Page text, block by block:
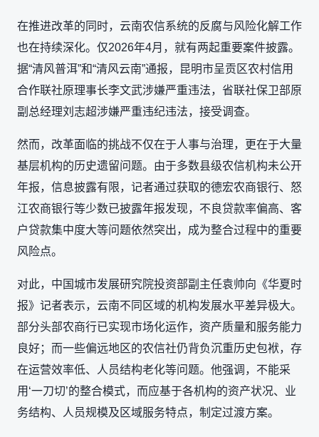
在推进改革的同时，云南农信系统的反腐与风险化解工作
也在持续深化。仅2026年4月，就有两起重要案件披露。
据“清风普洱”和“清风云南”通报，昆明市呈贡区农村信用
合作联社原理事长李文武涉嫌严重违法，省联社保卫部原
副总经理刘志超涉嫌严重违纪违法，接受调查。
然而，改革面临的挑战不仅在于人事与治理，更在于大量
基层机构的历史遗留问题。由于多数县级农信机构未公开
年报，信息披露有限，记者通过获取的德宏农商银行、怒
江农商银行等少数已披露年报发现，不良贷款率偏高、客
户贷款集中度大等问题依然突出，成为整合过程中的重要
风险点。
对此，中国城市发展研究院投资部副主任袁帅向《华夏时
报》记者表示，云南不同区域的机构发展水平差异极大。
部分头部农商行已实现市场化运作，资产质量和服务能力
良好；而一些偏远地区的农信社仍背负沉重历史包袱，存
在运营效率低、人员结构老化等问题。他强调，不能采
用‘一刀切’的整合模式，而应基于各机构的资产状况、业
务结构、人员规模及区域服务特点，制定过渡方案。